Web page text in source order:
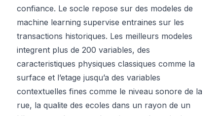
confiance. Le socle repose sur des modeles de
machine learning supervise entraines sur les
transactions historiques. Les meilleurs modeles
integrent plus de 200 variables, des
caracteristiques physiques classiques comme la
surface et l’etage jusqu’a des variables
contextuelles fines comme le niveau sonore de la
rue, la qualite des ecoles dans un rayon de un